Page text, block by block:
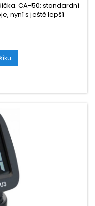
CA-50: standardní
nyní s ještě lepší